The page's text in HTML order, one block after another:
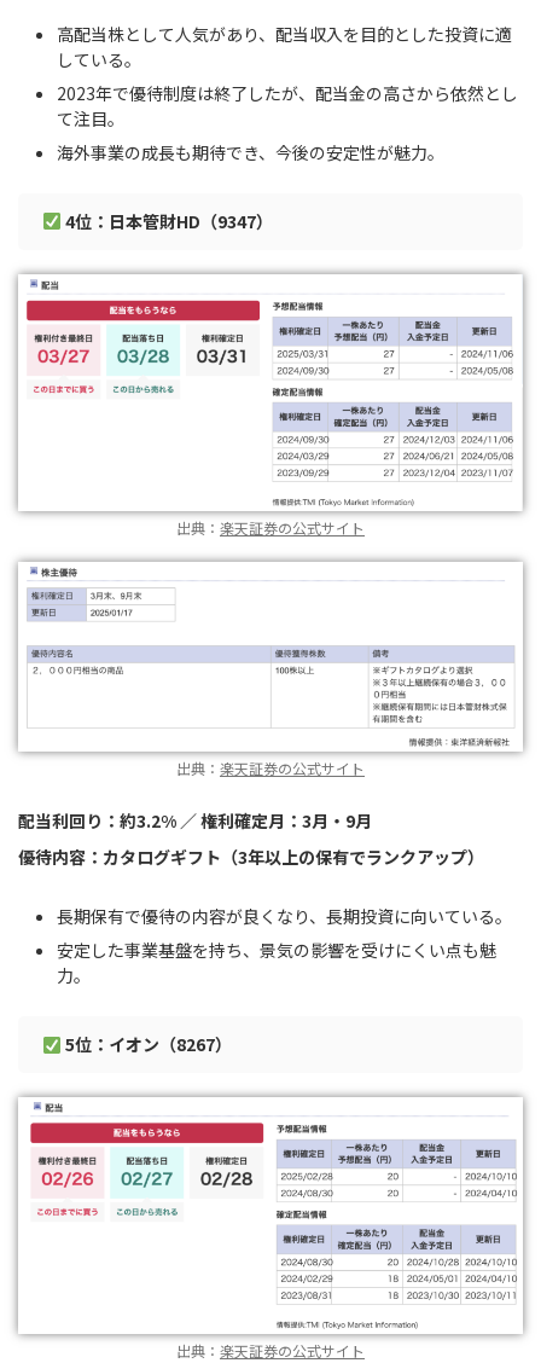
高配当株として人気があり、配当収入を目的とした投資に適
している。
2023年で優待制度は終了したが、配当金の高さから依然とし
て注目。
海外事業の成長も期待でき、今後の安定性が魅力。
4位：日本管財HD（9347）
出典： 楽天証券の公式サイト
出典： 楽天証券の公式サイト
配当利回り：約3.2% ／ 権利確定月：3月・9月
優待内容：カタログギフト（3年以上の保有でランクアップ）
長期保有で優待の内容が良くなり、長期投資に向いている。
安定した事業基盤を持ち、景気の影響を受けにくい点も魅
力。
5位：イオン（8267）
出典： 楽天証券の公式サイト